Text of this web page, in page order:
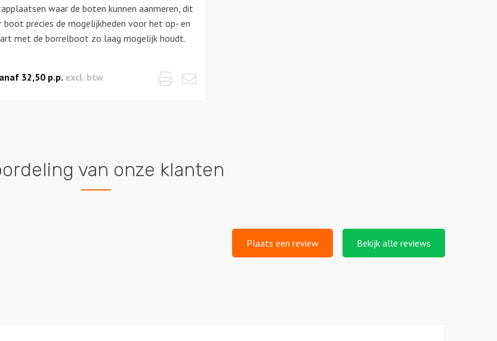
waar de boten kunnen aanmeren, dit
boot precies de mogelijkheden voor het op- en
met de borrelboot zo laag mogelijk houdt.
32,50 p.p. excl. btw Email
Print
van onze klanten
Plaats een review Bekijk alle reviews